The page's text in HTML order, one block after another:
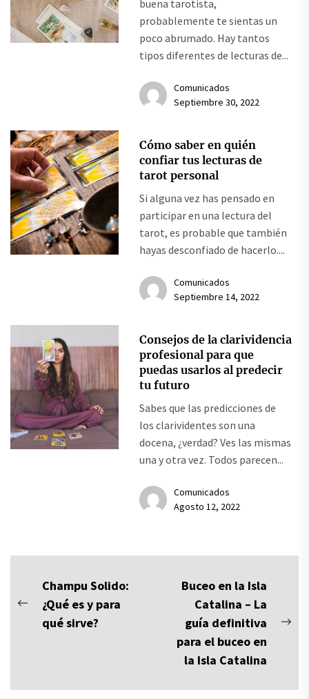
buena tarotista,
probablemente te sientas un
poco abrumado. Hay tantos
tipos diferentes de lecturas de...
Comunicados
Septiembre 30, 2022
Cómo saber en quién
confiar tus lecturas de
tarot personal
Si alguna vez has pensado en
participar en una lectura del
tarot, es probable que también
hayas desconfiado de hacerlo....
Comunicados
Septiembre 14, 2022
Consejos de la clarividencia
profesional para que
puedas usarlos al predecir
tu futuro
Sabes que las predicciones de
los clarividentes son una
docena, ¿verdad? Ves las mismas
una y otra vez. Todos parecen...
Comunicados
Agosto 12, 2022
Navegación
dePrevious
Champu Solido:
¿Qué es y para
qué sirve?
Buceo en la Isla
Catalina – La
guía definitiva
para el buceo en
la Isla Catalina